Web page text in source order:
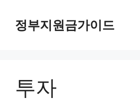
정부지원금가이드
투자